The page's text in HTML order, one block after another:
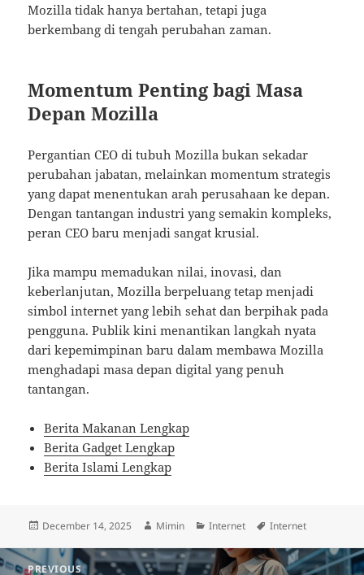
Mozilla tidak hanya bertahan, tetapi juga
berkembang di tengah perubahan zaman.
Momentum Penting bagi Masa
Depan Mozilla
Pergantian CEO di tubuh Mozilla bukan sekadar
perubahan jabatan, melainkan momentum strategis
yang dapat menentukan arah perusahaan ke depan.
Dengan tantangan industri yang semakin kompleks,
peran CEO baru menjadi sangat krusial.
Jika mampu memadukan nilai, inovasi, dan
keberlanjutan, Mozilla berpeluang tetap menjadi
simbol internet yang lebih sehat dan berpihak pada
pengguna. Publik kini menantikan langkah nyata
dari kepemimpinan baru dalam membawa Mozilla
menghadapi masa depan digital yang penuh
tantangan.
Berita Makanan Lengkap
Berita Gadget Lengkap
Berita Islami Lengkap
Posted
December 14, 2025 Author
Mimin Categories
Internet Tags
Internet
Post
PREVIOUS